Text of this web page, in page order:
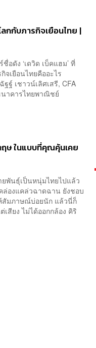
ลกกับภารกิจเยือนไทย |
ดัง ‘เดวิด เบ็คแฮม’ ที่
จเยือนไทยคืออะไร
ฐ์ เชาวน์เลิศเสรี, CFA
ธนาคารไทยพาณิชย์
ษ ในแบบที่คุณคุ้นเคย
พันธุ์เป็นหนุ่มไทยไปแล้ว
ล่องแคล่วฉาดฉาน ยังชอบ
สัมภาษณ์บ่อยนัก แล้วนี่ก็
สียง ไม่ได้ออกกล้อง คิริ